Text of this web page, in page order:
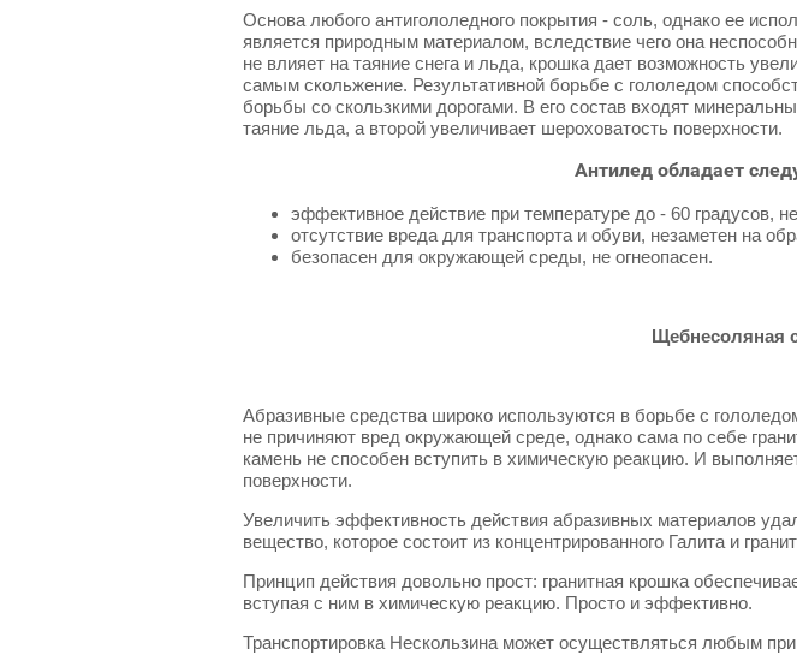
Основа любого антигололедного покрытия - соль, однако ее
является природным материалом, вследствие чего она
не влияет на таяние снега и льда, крошка дает возможность
самым скольжение. Результативной борьбе с гололедом
борьбы со скользкими дорогами. В его состав входят
таяние льда, а второй увеличивает шероховатость поверхности.
Антилед обладает
эффективное действие при температуре до - 60 градусов,
отсутствие вреда для транспорта и обуви, незаметен на
безопасен для окружающей среды, не огнеопасен.
Щебнесоляная
Абразивные средства широко используются в борьбе с
не причиняют вред окружающей среде, однако сама по себе
камень не способен вступить в химическую реакцию. И
поверхности.
Увеличить эффективность действия абразивных материалов
вещество, которое состоит из концентрированного Галита и
Принцип действия довольно прост: гранитная крошка
вступая с ним в химическую реакцию. Просто и эффективно.
Транспортировка Нескользина может осуществляться любым